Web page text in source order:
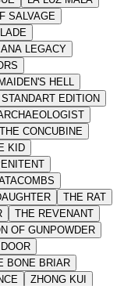
SALVAGE
LEGACY
HELL
STANDART EDITION
THE CONCUBINE
KID
THE RAT
THE REVENANT
OF GUNPOWDER
BONE BRIAR
ZHONG KUI